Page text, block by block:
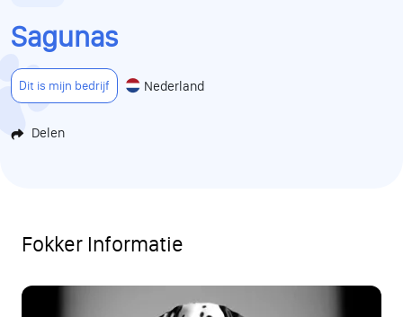
Sagunas
Dit is mijn bedrijf Nederland
Delen
Fokker Informatie